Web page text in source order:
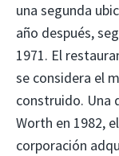
una segunda
año después,
1971. El
se considera el
construido. Una
Worth en 1982,
corporación